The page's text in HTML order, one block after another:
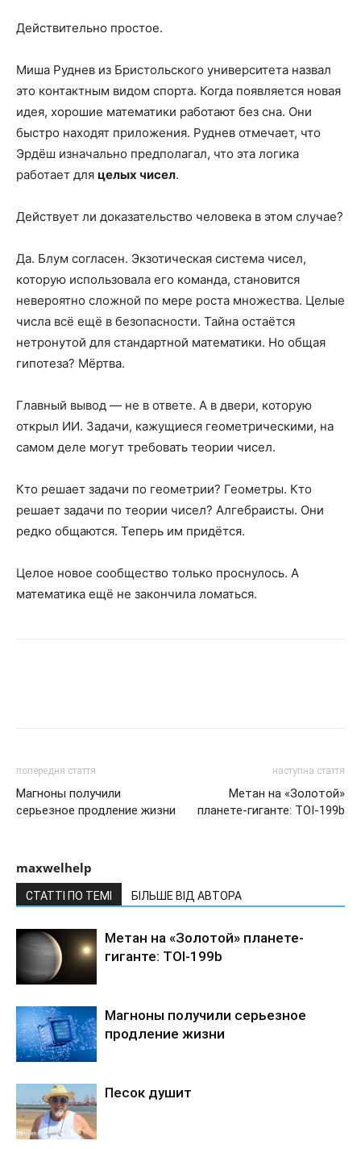
Действительно простое.
Миша Руднев из Бристольского университета назвал
это контактным видом спорта. Когда появляется новая
идея, хорошие математики работают без сна. Они
быстро находят приложения. Руднев отмечает, что
Эрдёш изначально предполагал, что эта логика
работает для целых чисел.
Действует ли доказательство человека в этом случае?
Да. Блум согласен. Экзотическая система чисел,
которую использовала его команда, становится
невероятно сложной по мере роста множества. Целые
числа всё ещё в безопасности. Тайна остаётся
нетронутой для стандартной математики. Но общая
гипотеза? Мёртва.
Главный вывод — не в ответе. А в двери, которую
открыл ИИ. Задачи, кажущиеся геометрическими, на
самом деле могут требовать теории чисел.
Кто решает задачи по геометрии? Геометры. Кто
решает задачи по теории чисел? Алгебраисты. Они
редко общаются. Теперь им придётся.
Целое новое сообщество только проснулось. А
математика ещё не закончила ломаться.
попередня стаття
Магноны получили
серьезное продление жизни
наступна стаття
Метан на «Золотой»
планете-гиганте: TOI-199b
maxwelhelp
СТАТТІ ПО ТЕМІ БІЛЬШЕ ВІД АВТОРА
Метан на «Золотой» планете-
гиганте: TOI-199b
Магноны получили серьезное
продление жизни
Песок душит